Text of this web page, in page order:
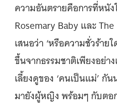
ความอันตรายคือการที่หนั
Rosemary Baby และ
เสนอว่า ‘หรือความชั่วร้าย
ขึ้นจากธรรมชาติเพียงอย่า
เลี้ยงดูของ ‘คนเป็นแม่’ กั
มายังผู้หญิง พร้อมๆ กับต